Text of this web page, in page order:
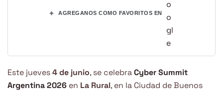
+ AGREGANOS COMO FAVORITOS EN
Este jueves4 de junio, se celebraCyber Summit
Argentina 2026 en La Rural, en la Ciudad de Buenos